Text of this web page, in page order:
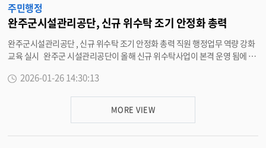
께 참석해 사업별 추진 현황을 공유하고 , 문제점 및 개선 방안에 대해 심도 있
는 논의를 진행할 예정이다 . 특히 , 공정 관리가 시급한 사업이나 주민 민원이
제기된 현장에 대해서는 집중적인 분석을 통해 사업 지연 요소를 사전에 차단
하고 , 효율적인 예산 집행이 이루어질 수 있도록 독려할 방침이다 . 이종훈 부
군수는 “ 주요 현안사업은 군민 생활과 직결되는 만큼 , 서류 중심이 아닌 현장
은 현장에서 바로 점검하고 , 관계 부서와의 긴밀한 협의를 통해 신속히 해결해
차질 없이 추진될 수 있도록 관리 · 점검을 강화하고 , 군민이 체감할 수 있는 실
주민행정
완주군시설관리공단, 신규 위수탁 조기 안정화 총력
완주군시설관리공단 , 신규 위수탁 조기 안정화 총력 직원 행정업무 역량 강화
교육 실시 완주군 시설관리공단이 올해 신규 위수탁사업이 본격 운영 됨에 따
23 일 시설관리공단은 직원들을 대상으로 효과적인 공문서 작성 및 기록물 관
2026-01-26 14:30:13
MORE VIEW